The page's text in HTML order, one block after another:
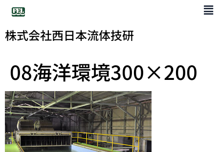
株式会社西日本流体技研
08海洋環境300×200